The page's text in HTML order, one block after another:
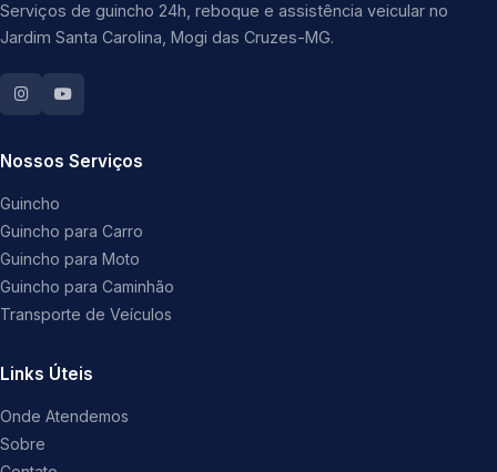
Serviços de guincho 24h, reboque e assistência veicular no
Jardim Santa Carolina, Mogi das Cruzes-MG.
Nossos Serviços
Guincho
Guincho para Carro
Guincho para Moto
Guincho para Caminhão
Transporte de Veículos
Links Úteis
Onde Atendemos
Sobre